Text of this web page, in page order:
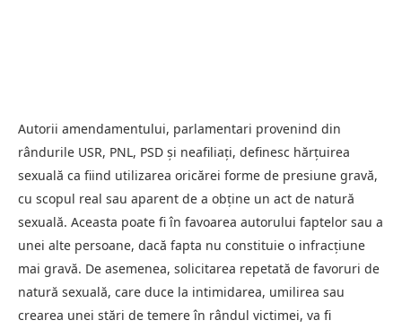
Autorii amendamentului, parlamentari provenind din
rândurile USR, PNL, PSD și neafiliați, definesc hărțuirea
sexuală ca fiind utilizarea oricărei forme de presiune gravă,
cu scopul real sau aparent de a obține un act de natură
sexuală. Aceasta poate fi în favoarea autorului faptelor sau a
unei alte persoane, dacă fapta nu constituie o infracțiune
mai gravă. De asemenea, solicitarea repetată de favoruri de
natură sexuală, care duce la intimidarea, umilirea sau
crearea unei stări de temere în rândul victimei, va fi